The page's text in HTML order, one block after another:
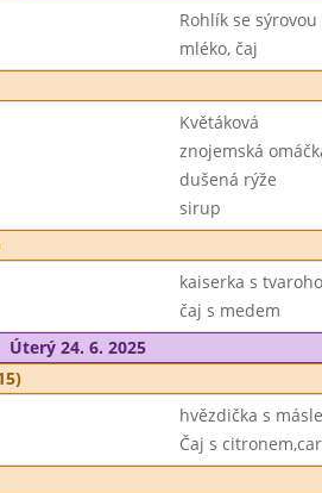
Rohlík se
mléko, čaj
Květáková
znojemská
dušená rýže
sirup
kaiserka s
čaj s medem
Úterý 24. 6. 2025
hvězdička s
Čaj s